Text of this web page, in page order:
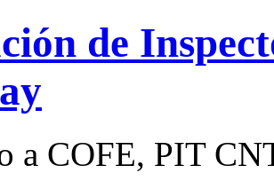
de
a COFE, PIT